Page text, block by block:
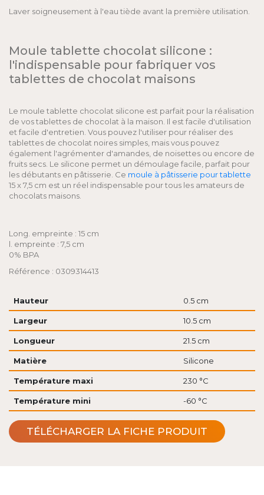
Laver soigneusement à l'eau tiède avant la première utilisation.
Moule tablette chocolat silicone :
l'indispensable pour fabriquer vos
tablettes de chocolat maisons
Le moule tablette chocolat silicone est parfait pour la réalisation
de vos tablettes de chocolat à la maison. Il est facile d'utilisation
et facile d'entretien. Vous pouvez l'utiliser pour réaliser des
tablettes de chocolat noires simples, mais vous pouvez
également l'agrémenter d'amandes, de noisettes ou encore de
fruits secs. Le silicone permet un démoulage facile, parfait pour
les débutants en pâtisserie. Ce moule à pâtisserie pour tablette
15 x 7,5 cm est un réel indispensable pour tous les amateurs de
chocolats maisons.
Long. empreinte : 15 cm
l. empreinte : 7,5 cm
0% BPA
Référence : 0309314413
Hauteur 0.5 cm
Largeur 10.5 cm
Longueur 21.5 cm
Matière Silicone
Température maxi 230 °C
Température mini -60 °C
TÉLÉCHARGER LA FICHE PRODUIT